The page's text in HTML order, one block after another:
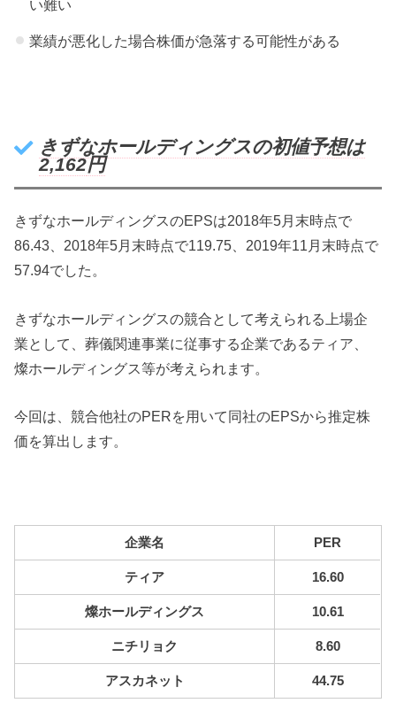
い難い
業績が悪化した場合株価が急落する可能性がある
きずなホールディングスの初値予想は
2,162円
きずなホールディングスのEPSは2018年5月末時点で
86.43、2018年5月末時点で119.75、2019年11月末時点で
57.94でした。
きずなホールディングスの競合として考えられる上場企
業として、葬儀関連事業に従事する企業であるティア、
燦ホールディングス等が考えられます。
今回は、競合他社のPERを用いて同社のEPSから推定株
価を算出します。
企業名 PER
ティア 16.60
燦ホールディングス 10.61
ニチリョク 8.60
アスカネット 44.75